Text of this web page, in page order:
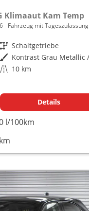
Klimaaut Kam Temp
Fahrzeug mit Tageszulassung
Getriebe Schaltgetriebe
Außenfarbe
Kilometerstand 10 km
Details
l/100km